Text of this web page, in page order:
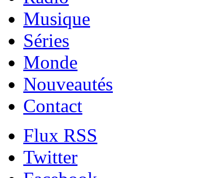
Musique
Séries
Monde
Nouveautés
Contact
Flux RSS
Twitter